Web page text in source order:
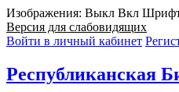
Изображения: Выкл Вкл
Версия для слабовидящих
Войти в личный кабинет
Республиканская